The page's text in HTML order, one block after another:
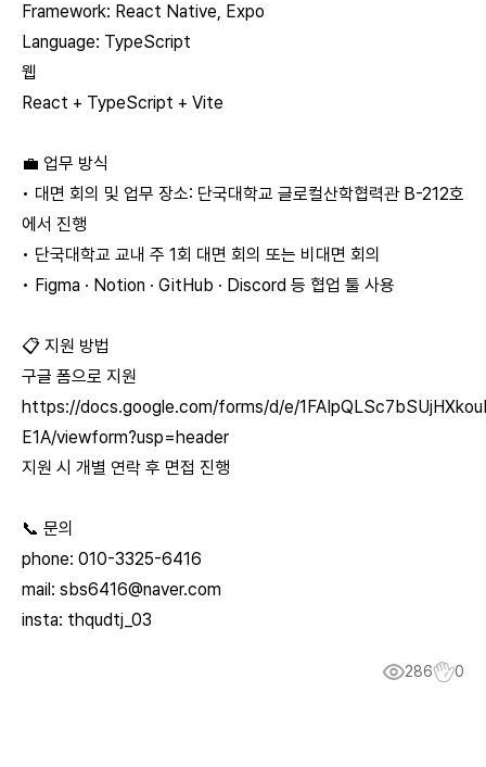
Framework: React Native, Expo
Language: TypeScript
웹
React + TypeScript + Vite
💼 업무 방식
• 대면 회의 및 업무 장소: 단국대학교 글로컬산학협력관 B-212호
에서 진행
• 단국대학교 교내 주 1회 대면 회의 또는 비대면 회의
• Figma · Notion · GitHub · Discord 등 협업 툴 사용
📋 지원 방법
구글 폼으로 지원
https://docs.google.com/forms/d/e/
E1A/viewform?usp=header
지원 시 개별 연락 후 면접 진행
📞 문의
phone: 010-3325-6416
mail: sbs6416@naver.com
insta: thqudtj_03
286 0